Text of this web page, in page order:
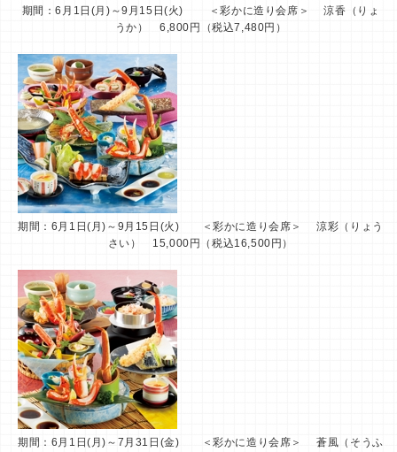
期間：6月1日(月)～9月15日(火) ＜彩かに造り会席＞ 涼香（りょ
うか） 6,800円（税込7,480円）
期間：6月1日(月)～9月15日(火) ＜彩かに造り会席＞ 涼彩（りょう
さい） 15,000円（税込16,500円）
期間：6月1日(月)～7月31日(金) ＜彩かに造り会席＞ 蒼風（そうふ